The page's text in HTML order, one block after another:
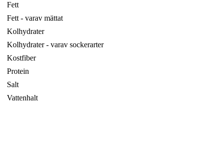
Fett
Fett - varav mättat
Kolhydrater
Kolhydrater - varav sockerarter
Kostfiber
Protein
Salt
Vattenhalt